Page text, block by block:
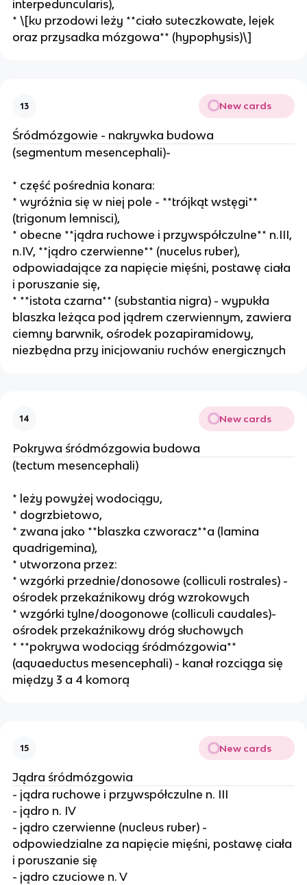
interpeduncularis),
* \[ku przodowi leży **ciało suteczkowate, lejek
oraz przysadka mózgowa** (hypophysis)\]
13 New cards
Śródmózgowie - nakrywka budowa
(segmentum mesencephali)-
* część pośrednia konara:
* wyróżnia się w niej pole - **trójkąt wstęgi**
(trigonum lemnisci),
* obecne **jądra ruchowe i przywspółczulne** n.III,
n.IV, **jądro czerwienne** (nucelus ruber),
odpowiadające za napięcie mięśni, postawę ciała
i poruszanie się,
* **istota czarna** (substantia nigra) - wypukła
blaszka leżąca pod jądrem czerwiennym, zawiera
ciemny barwnik, ośrodek pozapiramidowy,
niezbędna przy inicjowaniu ruchów energicznych
14 New cards
Pokrywa śródmózgowia budowa
(tectum mesencephali)
* leży powyżej wodociągu,
* dogrzbietowo,
* zwana jako **blaszka czworacz**a (lamina
quadrigemina),
* utworzona przez:
* wzgórki przednie/donosowe (colliculi rostrales) -
ośrodek przekaźnikowy dróg wzrokowych
* wzgórki tylne/doogonowe (colliculi caudales)-
ośrodek przekaźnikowy dróg słuchowych
* **pokrywa wodociąg śródmózgowia**
(aquaeductus mesencephali) - kanał rozciąga się
między 3 a 4 komorą
15 New cards
Jądra śródmózgowia
- jądra ruchowe i przywspółczulne n. III
- jądro n. IV
- jądro czerwienne (nucleus ruber) -
odpowiedzialne za napięcie mięśni, postawę ciała
i poruszanie się
- jądro czuciowe n. V